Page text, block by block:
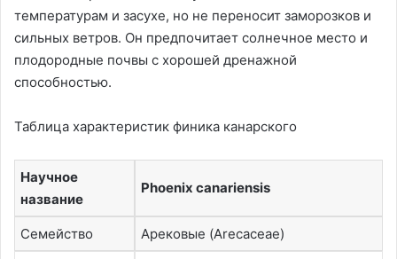
температурам и засухе, но не переносит заморозков и
сильных ветров. Он предпочитает солнечное место и
плодородные почвы с хорошей дренажной
способностью.
Таблица характеристик финика канарского
Научное
название
Phoenix canariensis
Семейство Арековые (Arecaceae)